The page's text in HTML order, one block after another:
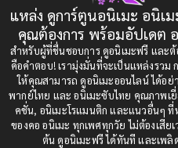
Censored (เซ็นเซอร์)(19)
Comedy (ตลก)(235)
Comedy (ตลก)(85)
Comic Book การ์ตูน(1)
1989
1987
1984
1982
1980
แหล่ง ดูการ์ตูนอนิเมะ อนิเ
คุณต้องการ พร้อมอัปเดต
สำหรับผู้ที่ชื่นชอบการ ดูอนิเมะฟรี และต้
คือคำตอบ! เรามุ่งมั่นที่จะเป็นแหล่งรว
ให้คุณสามารถ ดูอนิเมะออนไลน์ ได้อย่
พากย์ไทย และ อนิเมะซับไทย คุณภาพเ
คชั่น, อนิเมะโรแมนติก และแนวอื่นๆ
ของคอ อนิเมะ ทุกเพศทุกวัย ไม่ต้องเสีย
ต้น ดูอนิเมะฟรี ได้ทันที และเพ